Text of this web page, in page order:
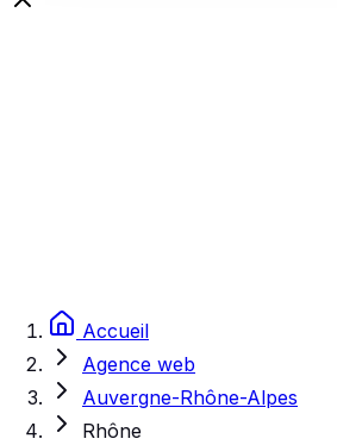
Accueil
Agence web
Auvergne-Rhône-Alpes
Rhône